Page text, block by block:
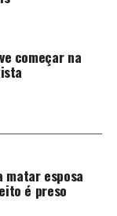
começar na
matar esposa
é preso